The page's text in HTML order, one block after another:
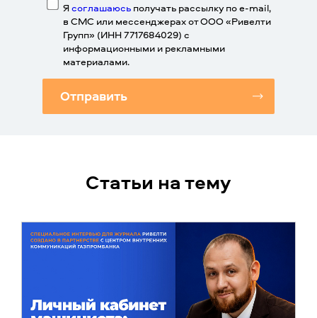
Ясоглашаюсь получать рассылку по e-mail,
в СМС или мессенджерах от ООО «Ривелти
Групп» (ИНН 7717684029) с
информационными и рекламными
материалами.
Отправить
Статьи на тему